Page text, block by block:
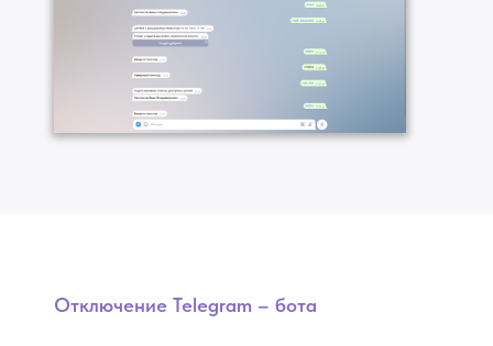
Отключение Telegram – бота